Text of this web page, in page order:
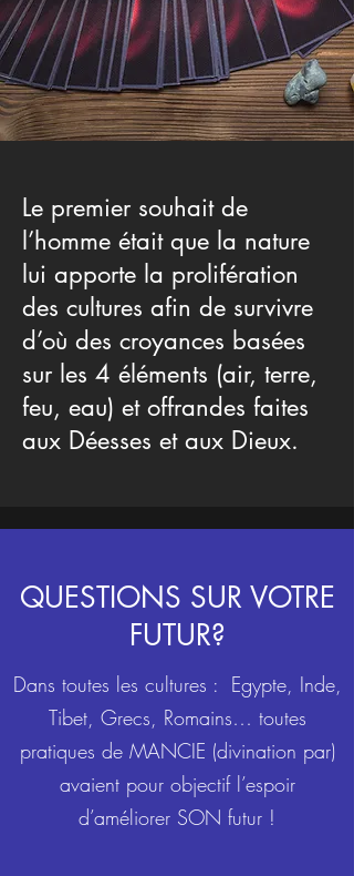
Le premier souhait de
l’homme était que la nature
lui apporte la prolifération
des cultures afin de survivre
d’où des croyances basées
sur les 4 éléments (air, terre,
feu, eau) et offrandes faites
aux Déesses et aux Dieux.
QUESTIONS SUR VOTRE
FUTUR?
Dans toutes les cultures : Egypte, Inde,
Tibet, Grecs, Romains… toutes
pratiques de MANCIE (divination par)
avaient pour objectif l’espoir
d’améliorer SON futur !